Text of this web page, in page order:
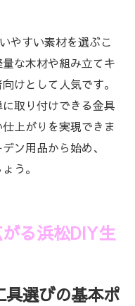
やすい素材を選ぶこ
な木材や組み立てキ
けとして人気です。
取り付けできる金具
上がりを実現できま
ン用品から始め、
う。
る浜松DIY生
選びの基本ポ